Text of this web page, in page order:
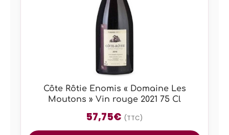
Côte Rôtie Enomis « Domaine Les
Moutons » Vin rouge 2021 75 Cl
57,75€ (TTC)